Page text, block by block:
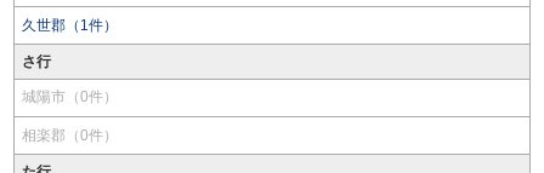
久世郡（1件）
さ行
城陽市（0件）
相楽郡（0件）